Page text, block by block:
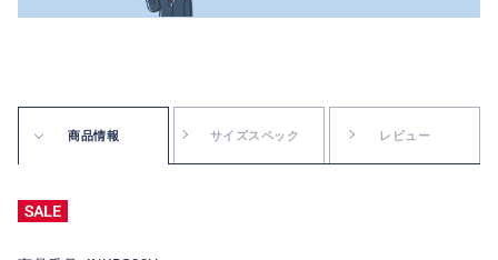
商品情報 サイズスペック レビュー